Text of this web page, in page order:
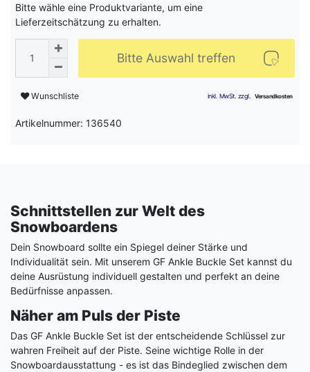
Bitte wähle eine Produktvariante, um eine
Lieferzeitschätzung zu erhalten.
Bitte Auswahl treffen
Wunschliste
Artikelnummer: 136540
Schnittstellen zur Welt des
Snowboardens
Dein Snowboard sollte ein Spiegel deiner Stärke und
Individualität sein. Mit unserem GF Ankle Buckle Set kannst du
deine Ausrüstung individuell gestalten und perfekt an deine
Bedürfnisse anpassen.
Näher am Puls der Piste
Das GF Ankle Buckle Set ist der entscheidende Schlüssel zur
wahren Freiheit auf der Piste. Seine wichtige Rolle in der
Snowboardausstattung - es ist das Bindeglied zwischen dem